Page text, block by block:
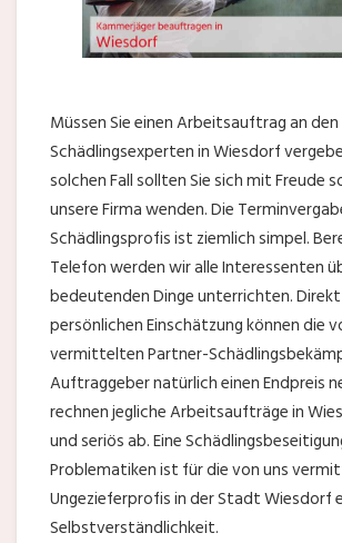
Müssen Sie einen Arbeitsauftrag an den
Schädlingsexperten in Wiesdorf
solchen Fall sollten Sie sich mit Freude
unsere Firma wenden. Die
Schädlingsprofis ist ziemlich simpel.
Telefon werden wir alle Interessenten
bedeutenden Dinge unterrichten.
persönlichen Einschätzung können die
vermittelten Partner-
Auftraggeber natürlich einen Endpreis
rechnen jegliche Arbeitsaufträge in
und seriös ab. Eine
Problematiken ist für die von uns
Ungezieferprofis in der Stadt Wiesdorf
Selbstverständlichkeit.